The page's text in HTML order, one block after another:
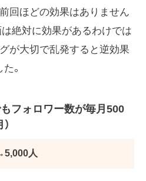
回ほどの効果はありません
絶対に効果があるわけでは
が大切で乱発すると逆効果
。
フォロワー数が毎月500
人